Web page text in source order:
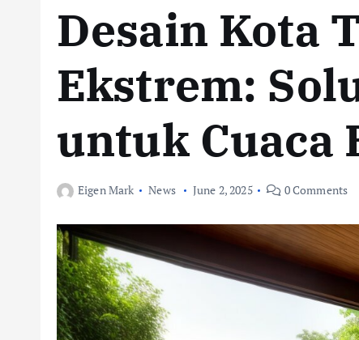
Desain Kota
Ekstrem:
untuk Cuaca
Eigen Mark News June 2, 2025 0 Comments